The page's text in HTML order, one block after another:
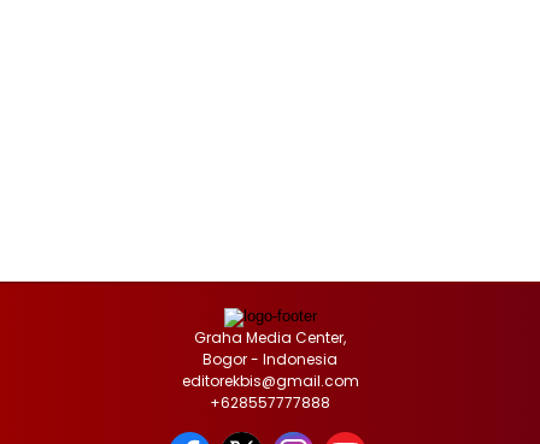
Graha Media Center,
Bogor - Indonesia
editorekbis@gmail.com
+628557777888